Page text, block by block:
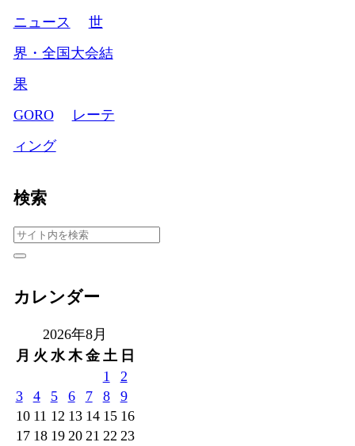
ニュース
世
界・全国大会結
果
GORO
レーテ
ィング
検索
カレンダー
2026年8月
月 火 水 木 金 土 日
1
2
3
4 5 6 7 8
9
10 11 12 13 14 15 16
17 18 19 20 21 22 23